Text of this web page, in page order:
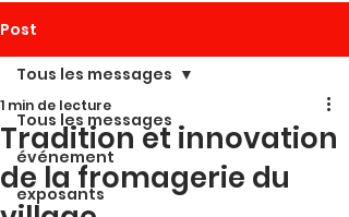
Post
Tous les messages
événement
exposants
Tous les messages
Tradition et innovation
de la fromagerie du
1 min de lecture